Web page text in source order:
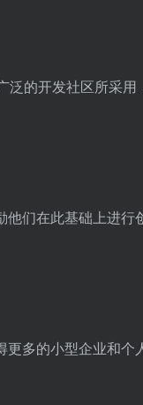
的开发社区所采用
们在此基础上进行
多的小型企业和